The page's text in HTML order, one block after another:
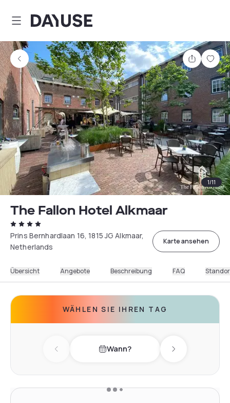
Dayuse
Teilen
1/11
The Fallon Hotel Alkmaar
Prins Bernhardlaan 16, 1815 JG Alkmaar,
Netherlands
Karte ansehen
Übersicht Angebote Beschreibung FAQ
WÄHLEN SIE IHREN TAG
Previous day Wann? Next day